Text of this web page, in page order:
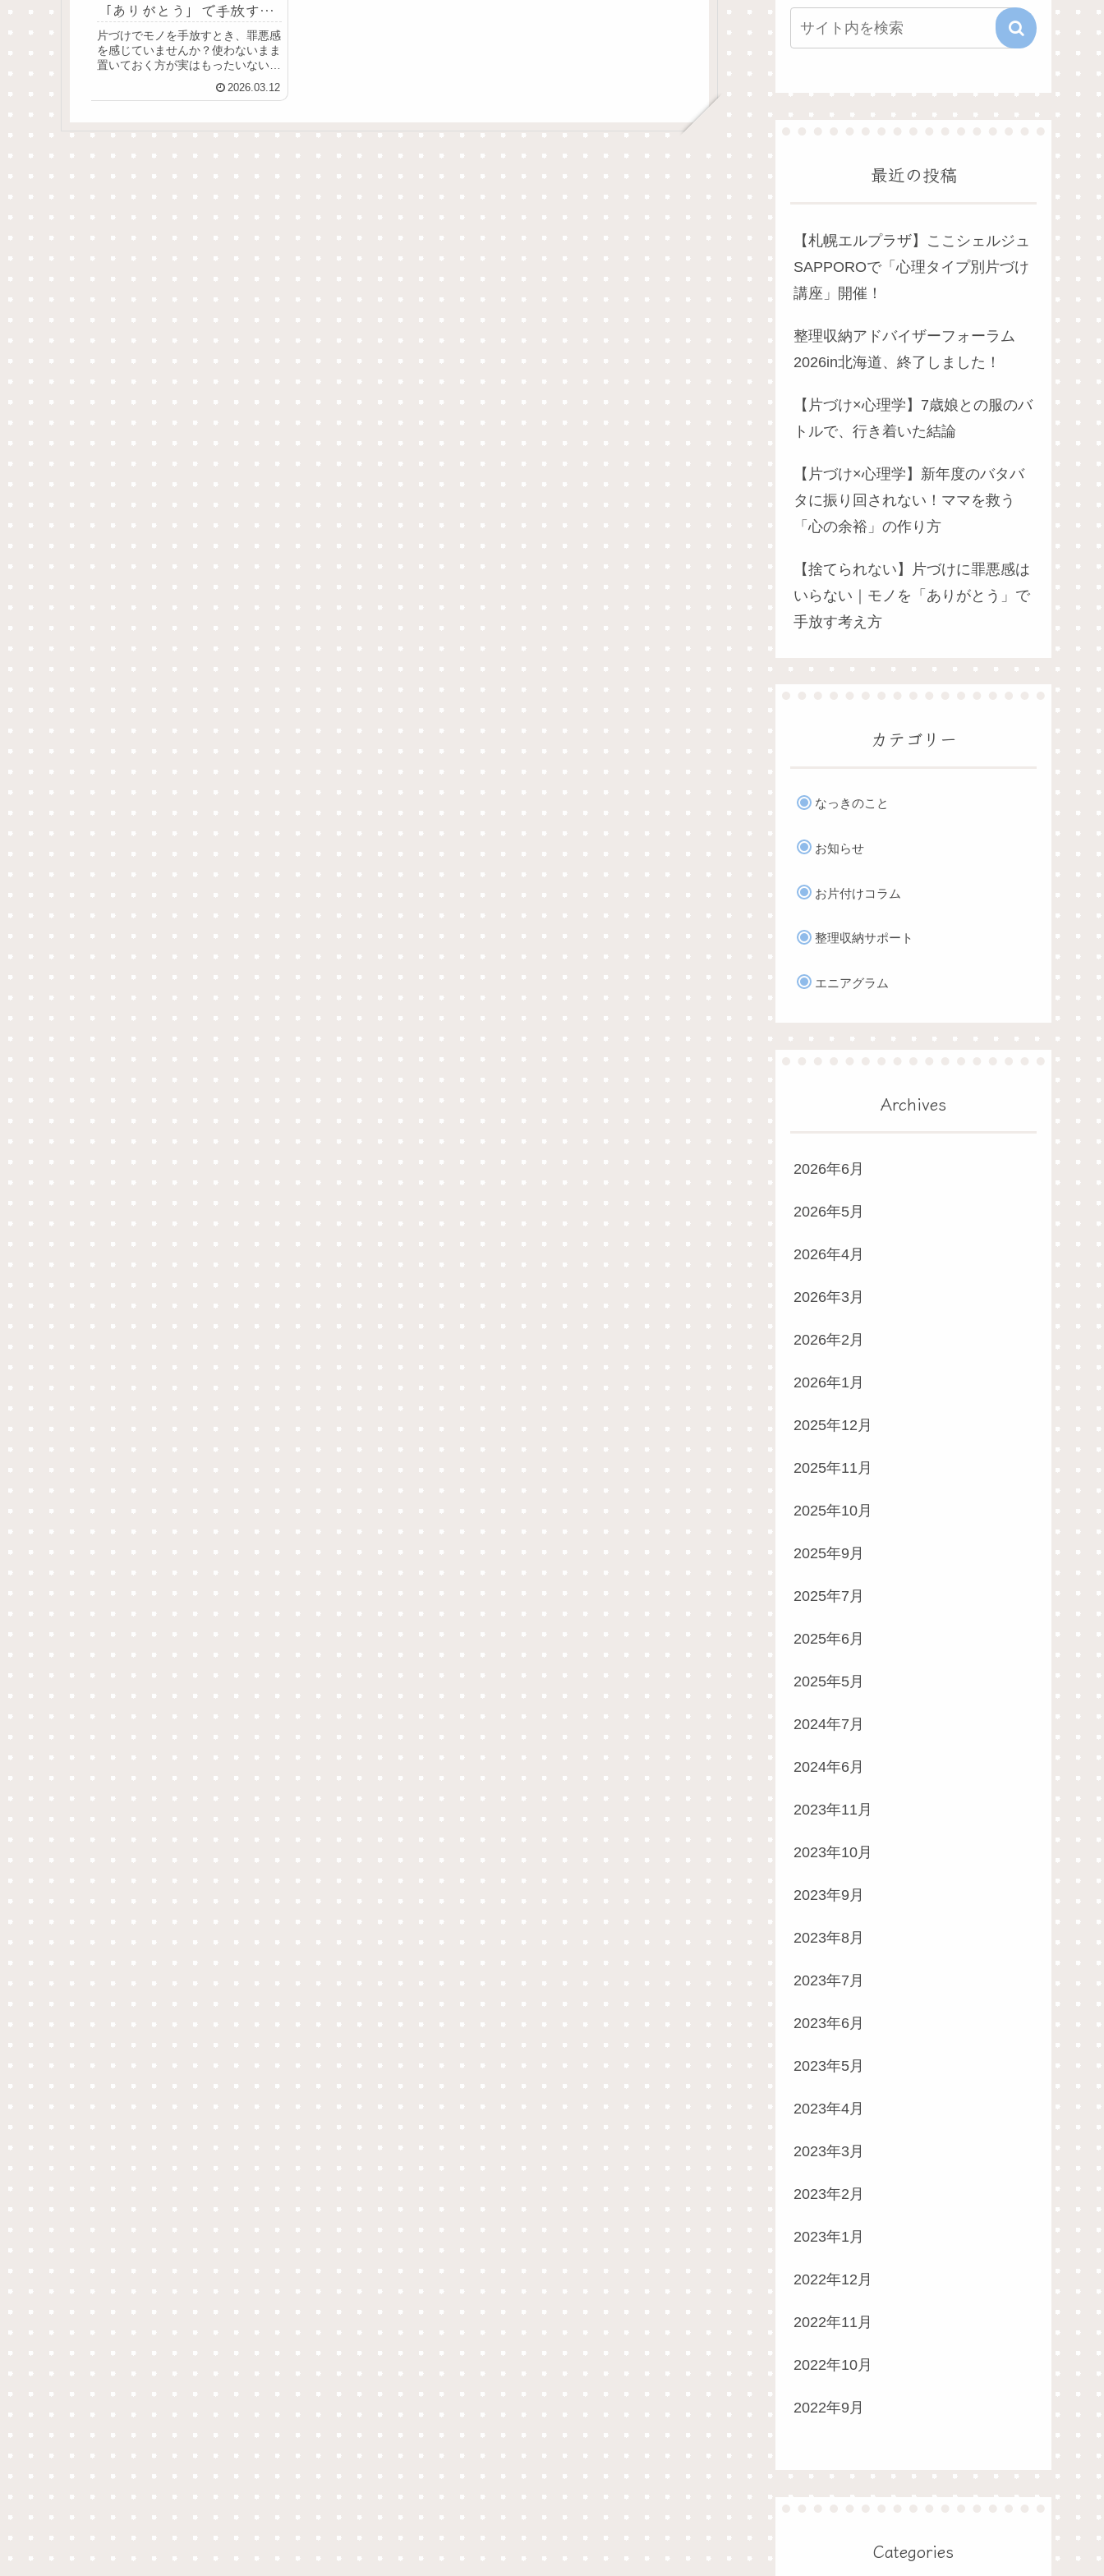
「ありがとう」で手放す考
え方
片づけでモノを手放すとき、罪悪感
を感じていませんか？使わないまま
置いておく方が実はもったいない。
後悔ではなく「ありがとう」で手放
す考え方を解説します。
2026.03.12
最近の投稿
【札幌エルプラザ】ここシェルジュ
SAPPOROで「心理タイプ別片づけ
講座」開催！
整理収納アドバイザーフォーラム
2026in北海道、終了しました！
【片づけ×心理学】7歳娘との服のバ
トルで、行き着いた結論
【片づけ×心理学】新年度のバタバ
タに振り回されない！ママを救う
「心の余裕」の作り方
【捨てられない】片づけに罪悪感は
いらない｜モノを「ありがとう」で
手放す考え方
カテゴリー
なっきのこと
お知らせ
お片付けコラム
整理収納サポート
エニアグラム
Archives
2026年6月
2026年5月
2026年4月
2026年3月
2026年2月
2026年1月
2025年12月
2025年11月
2025年10月
2025年9月
2025年7月
2025年6月
2025年5月
2024年7月
2024年6月
2023年11月
2023年10月
2023年9月
2023年8月
2023年7月
2023年6月
2023年5月
2023年4月
2023年3月
2023年2月
2023年1月
2022年12月
2022年11月
2022年10月
2022年9月
Categories